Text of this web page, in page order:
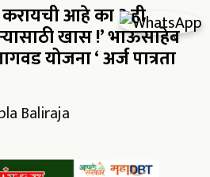
आहे का ? ही
खास !’ भाऊसाहेब
योजना ‘ अर्ज पात्रता
Baliraja